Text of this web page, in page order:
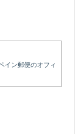
イン郵便のオフィ